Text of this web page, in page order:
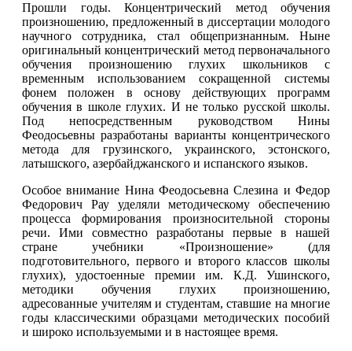
Прошли годы. Концентрический метод обучения
произношению, предложенный в диссертации молодого
научного сотрудника, стал общепризнанным. Ныне
оригинальный концентрический метод первоначального
обучения произношению глухих школьников с
временным использованием сокращенной системы
фонем положен в основу действующих программ
обучения в школе глухих. И не только русской школы.
Под непосредственным руководством Нины
Феодосьевны разработаны варианты концентрического
метода для грузинского, украинского, эстонского,
латышского, азербайджанского и испанского языков.
Особое внимание Нина Феодосьевна Слезина и Федор
Федорович Рау уделяли методическому обеспечению
процесса формирования произносительной стороны
речи. Ими совместно разработаны первые в нашей
стране учебники «Произношение» (для
подготовительного, первого и второго классов школы
глухих), удостоенные премии им. К.Д. Ушинского,
методики обучения глухих произношению,
адресованные учителям и студентам, ставшие на многие
годы классическими образцами методических пособий
и широко используемыми и в настоящее время.